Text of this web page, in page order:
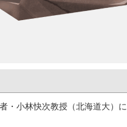
・小林快次教授（北海道大）